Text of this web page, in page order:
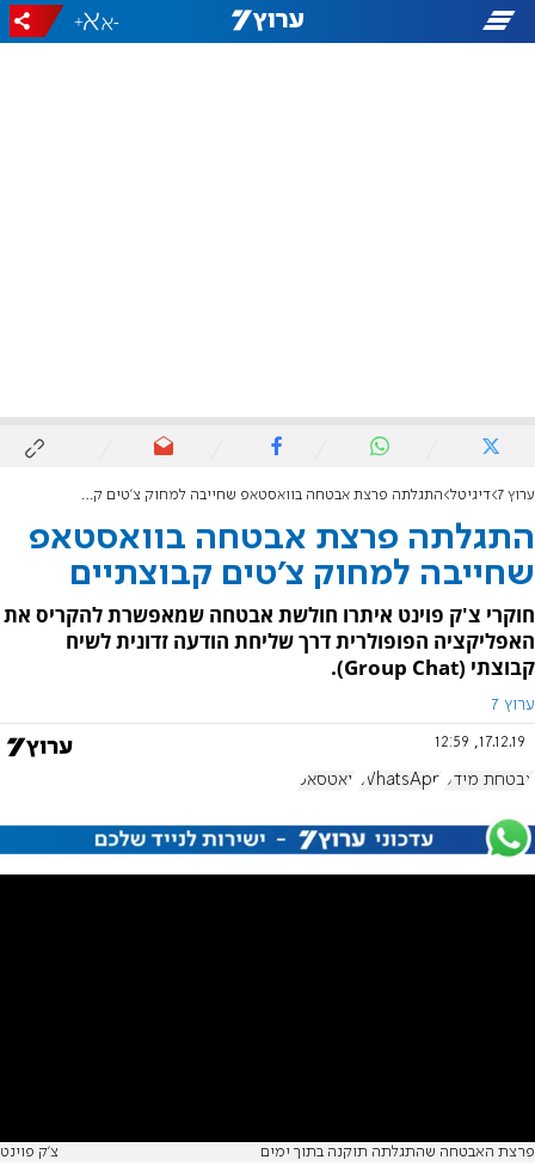
-
+
ערוץ 7 דיגיטל התגלתה פרצת אבטחה בוואסטאפ שחייבה למחוק צ'טים קבוצתיים
התגלתה פרצת אבטחה בוואסטאפ
שחייבה למחוק צ'טים קבוצתיים
חוקרי צ'ק פוינט איתרו חולשת אבטחה שמאפשרת להקריס את
האפליקציה הפופולרית דרך שליחת הודעה זדונית לשיח
קבוצתי (Group Chat).
ערוץ 7
17.12.19, 12:59
אבטחת מידע WhatsApp וואטסאפ
פרצת האבטחה שהתגלתה תוקנה בתוך ימים צ'ק פוינט